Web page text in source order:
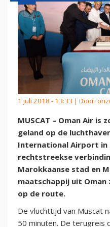
1 juli 2018 - 13:33 | Door:
MUSCAT – Oman Air
geland op de
International Airport in
rechtstreekse
Marokkaanse stad en
maatschappij uit Oman
op de route.
De vluchttijd van Muscat
50 minuten. De terugreis